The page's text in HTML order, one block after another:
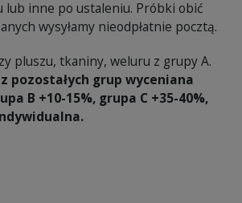
lub inne po ustaleniu. Próbki obić
wysyłamy nieodpłatnie pocztą.
pluszu, tkaniny, weluru z grupy A.
pozostałych grup wyceniana
B +10-15%, grupa C +35-40%,